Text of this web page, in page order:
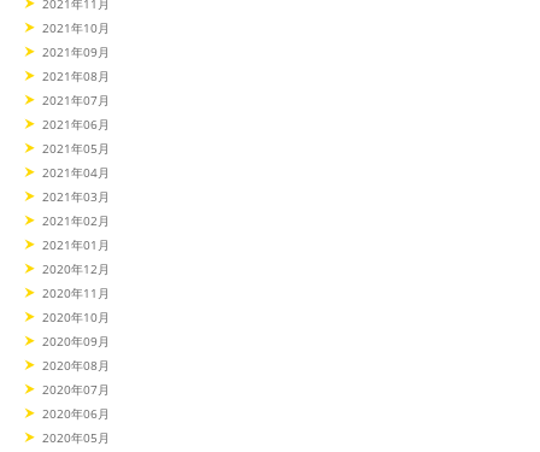
2021年11月
2021年10月
2021年09月
2021年08月
2021年07月
2021年06月
2021年05月
2021年04月
2021年03月
2021年02月
2021年01月
2020年12月
2020年11月
2020年10月
2020年09月
2020年08月
2020年07月
2020年06月
2020年05月